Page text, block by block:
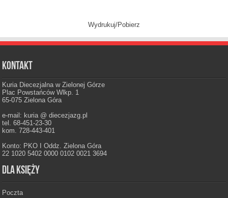
Wydrukuj/Pobierz
Kontakt
Kuria Diecezjalna w Zielonej Górze
Plac Powstańców Wlkp. 1
65-075 Zielona Góra
e-mail: kuria @ diecezjazg.pl
tel. 68-451-23-30
kom. 728-443-401
Konto: PKO I Oddz. Zielona Góra
22 1020 5402 0000 0102 0021 3694
Dla księży
Poczta